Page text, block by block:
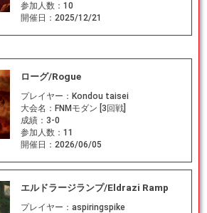
参加人数： 10
開催日： 2025/12/21
ローグ/Rogue
プレイヤー： Kondou taisei
大会名： FNMモダン [3回戦]
成績： 3-0
参加人数： 11
開催日： 2026/06/05
エルドラージランプ/Eldrazi Ramp
プレイヤー： aspiringspike